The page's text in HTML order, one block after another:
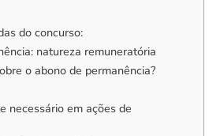
do concurso:
natureza remuneratória
o abono de permanência?
necessário em ações de